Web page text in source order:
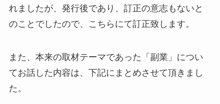
れましたが、発行後であり、訂正の意志もないと
のことでしたので、こちらにて訂正致します。
また、本来の取材テーマであった「副業」につい
てお話した内容は、下記にまとめさせて頂きまし
た。